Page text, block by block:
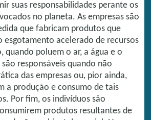
suas responsabilidades perante os
no planeta. As empresas são
que fabricam produtos que
esgotamento acelerado de recursos
quando poluem o ar, a água e o
responsáveis quando não
das empresas ou, pior ainda,
a produção e consumo de tais
Por fim, os indivíduos são
produtos resultantes de